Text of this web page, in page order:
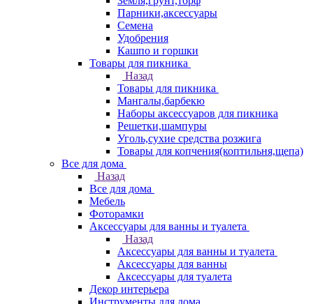
Парники,аксессуары
Семена
Удобрения
Кашпо и горшки
Товары для пикника
Назад
Товары для пикника
Мангалы,барбекю
Наборы аксессуаров для пикника
Решетки,шампуры
Уголь,сухие средства розжига
Товары для копчения(коптильня,щепа)
Все для дома
Назад
Все для дома
Мебель
Фоторамки
Аксессуары для ванны и туалета
Назад
Аксессуары для ванны и туалета
Аксессуары для ванны
Аксессуары для туалета
Декор интерьера
Инструменты для дома